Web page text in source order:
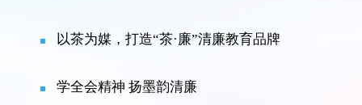
以茶为媒，打造“茶·廉”清廉教育品牌
学全会精神 扬墨韵清廉